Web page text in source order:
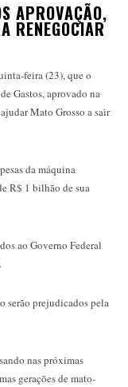
APROVAÇÃO,
RENEGOCIAR
feira (23), que o
Gastos, aprovado na
Mato Grosso a sair
da máquina
R$ 1 bilhão de sua
ao Governo Federal
serão prejudicados pela
nas próximas
gerações de mato-